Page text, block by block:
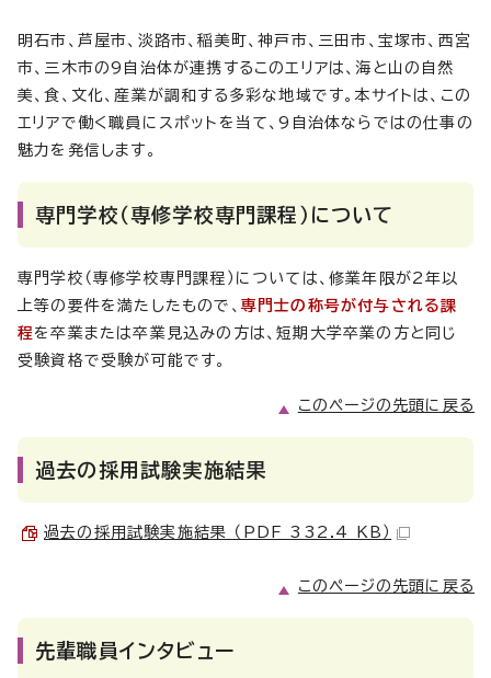
明石市、芦屋市、淡路市、稲美町、神戸市、三田市、宝塚市、西宮
市、三木市の9自治体が連携するこのエリアは、海と山の自然
美、食、文化、産業が調和する多彩な地域です。本サイトは、この
エリアで働く職員にスポットを当て、9自治体ならではの仕事の
魅力を発信します。
専門学校（専修学校専門課程）について
専門学校（専修学校専門課程）については、修業年限が2年以
上等の要件を満たしたもので、 専門士の称号が付与される課
程を卒業または卒業見込みの方は、短期大学卒業の方と同じ
受験資格で受験が可能です。
このページの先頭に戻る
過去の採用試験実施結果
過去の採用試験実施結果 （PDF 332.4 KB）
このページの先頭に戻る
先輩職員インタビュー